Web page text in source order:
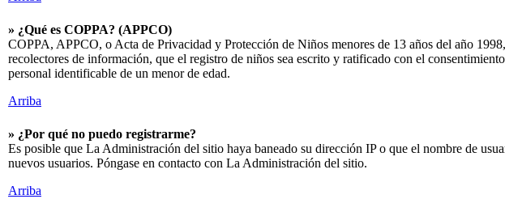
» ¿Qué es COPPA? (APPCO)
COPPA, APPCO, o Acta de Privacidad y Protección de Niños menores de 13 años del año
recolectores de información, que el registro de niños sea escrito y ratificado con el
personal identificable de un menor de edad.
Arriba
» ¿Por qué no puedo registrarme?
Es posible que La Administración del sitio haya baneado su dirección IP o que el nombre de
nuevos usuarios. Póngase en contacto con La Administración del sitio.
Arriba